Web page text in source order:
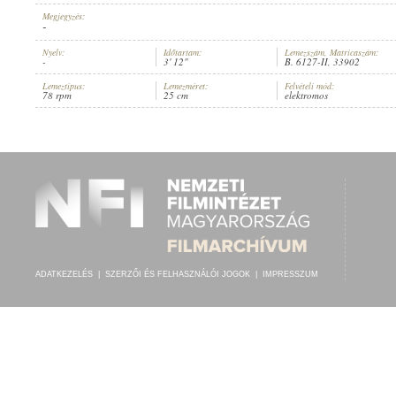
ELŐADÓ: KAPELLE MERTON , VEZÉNYEL:DAJOS BÉLA
Megjegyzés:
-
Nyelv:
-
Időtartam:
3' 12"
Lemezszám, Matricaszám:
B. 6127-II, 33902
Lemeztípus:
78 rpm
Lemezméret:
25 cm
Felvételi mód:
elektromos
ADATKEZELÉS SZERZŐI ÉS FELHASZNÁLÓI JOGOK IMPRESSZUM